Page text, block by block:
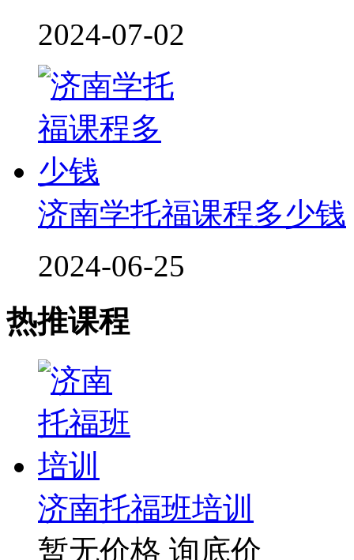
2024-07-02
济南学托福课程多少钱
2024-06-25
热推课程
济南托福班培训
暂无价格 询底价